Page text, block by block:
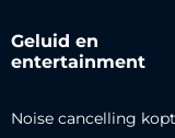
Geluid en
entertainment
Noise cancelling